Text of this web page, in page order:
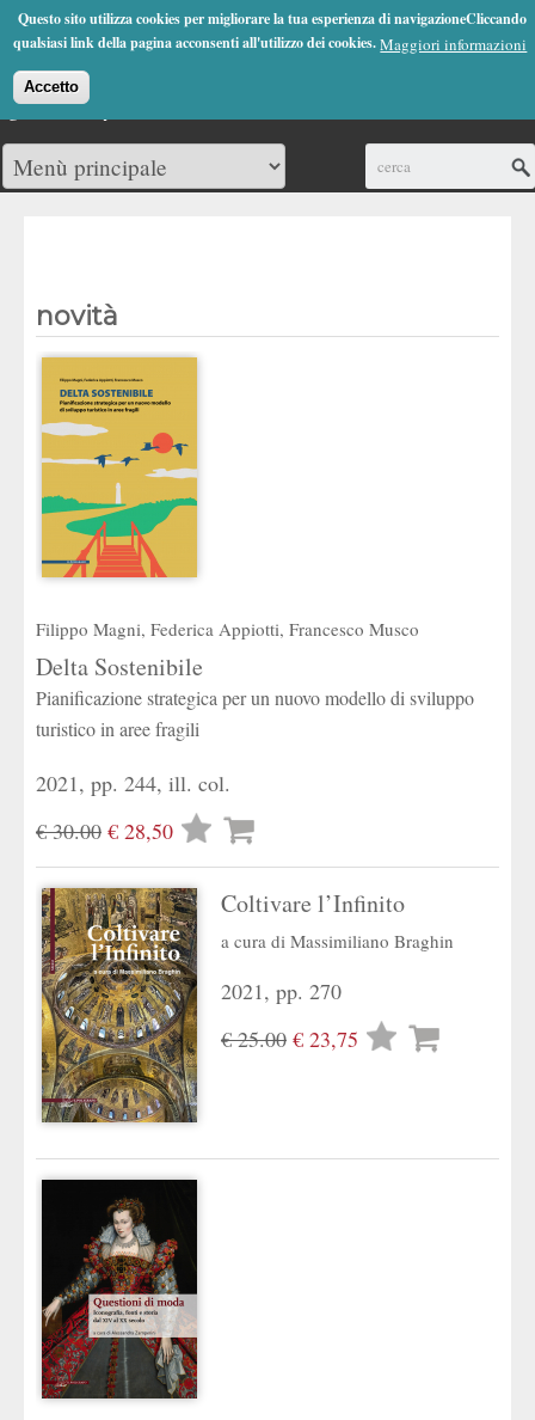
Questo sito utilizza cookies per migliorare la tua esperienza di navigazioneCliccando
qualsiasi link della pagina acconsenti all'utilizzo dei cookies.Maggiori informazioni
Accetto
Jump to Navigation
(0)
novità
Filippo Magni, Federica Appiotti, Francesco Musco
Delta Sostenibile
Pianificazione strategica per un nuovo modello di sviluppo
turistico in aree fragili
2021, pp. 244, ill. col.
€ 30.00 € 28,50 Lista
desideri
Coltivare l’Infinito
a cura di Massimiliano Braghin
2021, pp. 270
€ 25.00 € 23,75 Lista